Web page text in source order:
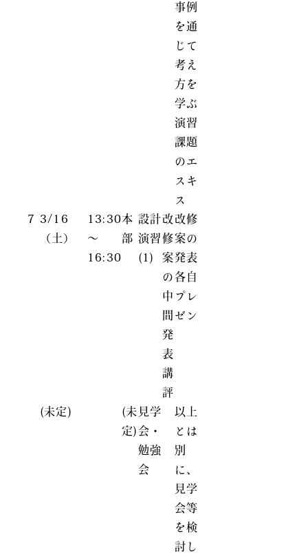
事例
を通
じて
考え
方を
学ぶ
演習
課題
のエ
スキ
ス
7
3/16
（土）
13:30
～
16:30
本
部
設計
演習
(1)
改
修
案
の
中
間
発
表
講
評
改修
案の
発表
各自
プレ
ゼン
(未定)
(未
定)
見学
会・
勉強
会
以上
とは
別
に、
見学
会等
を検
討し